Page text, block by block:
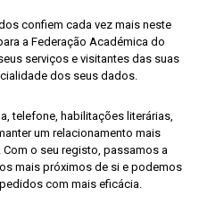
confiem cada vez mais neste
a Federação Académica do
serviços e visitantes das suas
dos seus dados.
telefone, habilitações literárias,
um relacionamento mais
o seu registo, passamos a
mais próximos de si e podemos
com mais eficácia.